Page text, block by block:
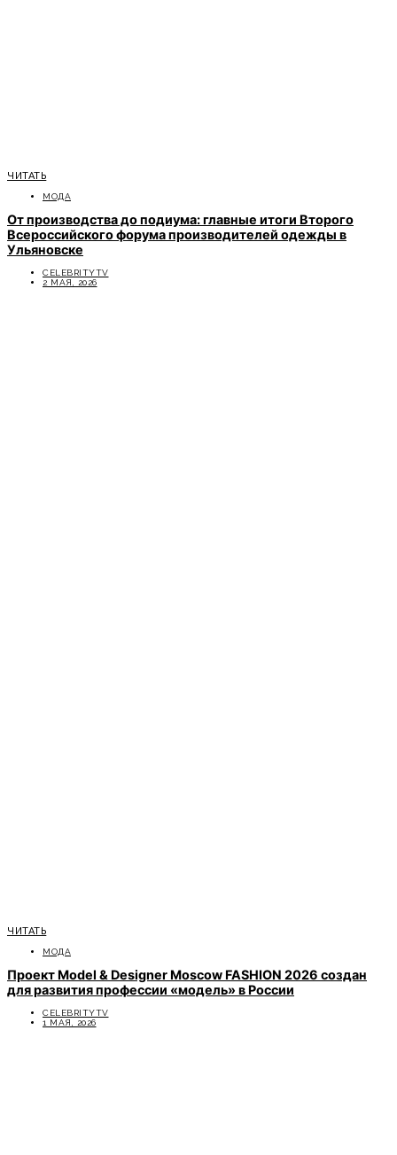
ЧИТАТЬ
МОДА
От производства до подиума: главные итоги Второго
Всероссийского форума производителей одежды в
Ульяновске
CELEBRITYTV
2 МАЯ, 2026
ЧИТАТЬ
МОДА
Проект Model & Designer Moscow FASHION 2026 создан
для развития профессии «модель» в России
CELEBRITYTV
1 МАЯ, 2026